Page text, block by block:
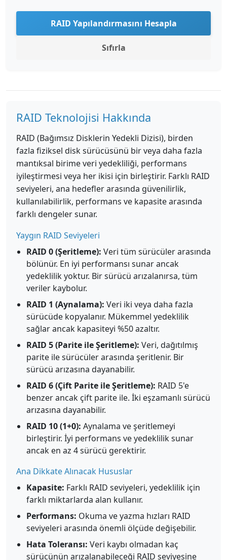
RAID Yapılandırmasını Hesapla
Sıfırla
RAID Teknolojisi Hakkında
RAID (Bağımsız Disklerin Yedekli Dizisi), birden
fazla fiziksel disk sürücüsünü bir veya daha fazla
mantıksal birime veri yedekliliği, performans
iyileştirmesi veya her ikisi için birleştirir. Farklı RAID
seviyeleri, ana hedefler arasında güvenilirlik,
kullanılabilirlik, performans ve kapasite arasında
farklı dengeler sunar.
Yaygın RAID Seviyeleri
RAID 0 (Şeritleme): Veri tüm sürücüler arasında
bölünür. En iyi performansı sunar ancak
yedeklilik yoktur. Bir sürücü arızalanırsa, tüm
veriler kaybolur.
RAID 1 (Aynalama): Veri iki veya daha fazla
sürücüde kopyalanır. Mükemmel yedeklilik
sağlar ancak kapasiteyi %50 azaltır.
RAID 5 (Parite ile Şeritleme): Veri, dağıtılmış
parite ile sürücüler arasında şeritlenir. Bir
sürücü arızasına dayanabilir.
RAID 6 (Çift Parite ile Şeritleme): RAID 5'e
benzer ancak çift parite ile. İki eşzamanlı sürücü
arızasına dayanabilir.
RAID 10 (1+0): Aynalama ve şeritlemeyi
birleştirir. İyi performans ve yedeklilik sunar
ancak en az 4 sürücü gerektirir.
Ana Dikkate Alınacak Hususlar
Kapasite: Farklı RAID seviyeleri, yedeklilik için
farklı miktarlarda alan kullanır.
Performans: Okuma ve yazma hızları RAID
seviyeleri arasında önemli ölçüde değişebilir.
Hata Toleransı: Veri kaybı olmadan kaç
sürücünün arızalanabileceği RAID seviyesine